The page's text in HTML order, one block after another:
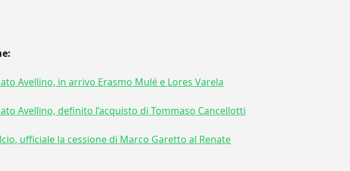
Avellino, in arrivo Erasmo Mulé e Lores Varela
Avellino, definito l’acquisto di Tommaso Cancellotti
ufficiale la cessione di Marco Garetto al Renate